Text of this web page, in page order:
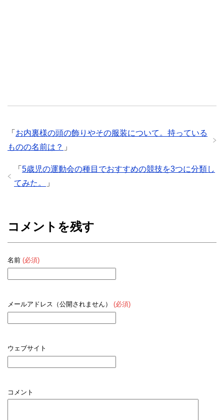
「 お内裏様の頭の飾りやその服装について。持っている
ものの名前は？ 」
「 5歳児の運動会の種目でおすすめの競技を3つに分類し
てみた。
」
コメントを残す
名前 (必須)
メールアドレス（公開されません） (必須)
ウェブサイト
コメント